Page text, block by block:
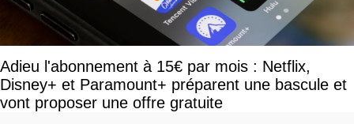
Adieu l'abonnement à 15€ par mois : Netflix,
Disney+ et Paramount+ préparent une bascule et
vont proposer une offre gratuite